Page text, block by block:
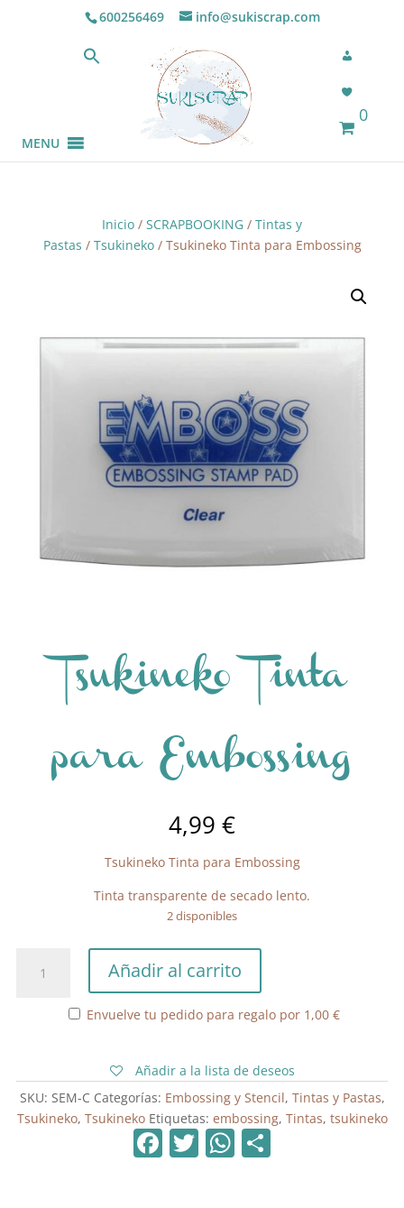
600256469 info@sukiscrap.com
0
MENU
Inicio / SCRAPBOOKING / Tintas y
Pastas / Tsukineko/ Tsukineko Tinta para Embossing
Tsukineko Tinta
para Embossing
4,99 €
Tsukineko Tinta para Embossing
Tinta transparente de secado lento.
2 disponibles
Tinta
Embossing
Añadir al carrito
Envuelve tu pedido para regalo por 1,00 €
Añadir a la lista de deseos
SKU: SEM-C Categorías: Embossing y Stencil, Tintas y Pastas,
Tsukineko, Tsukineko Etiquetas: embossing, Tintas, tsukineko
F T W